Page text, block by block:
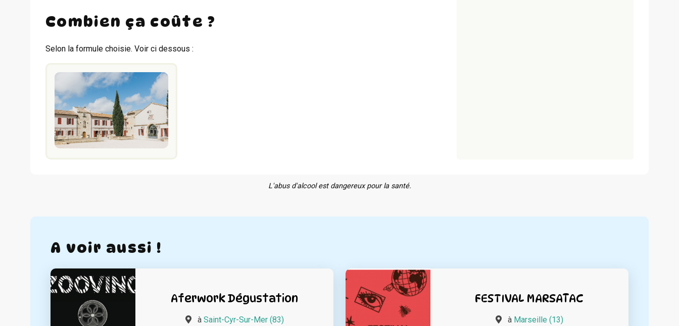
Combien ça coûte ?
Selon la formule choisie. Voir ci dessous :
L'abus d'alcool est dangereux pour la santé.
A voir aussi !
Aferwork Dégustation
à Saint-Cyr-Sur-Mer (83)
FESTIVAL MARSATAC
à Marseille (13)